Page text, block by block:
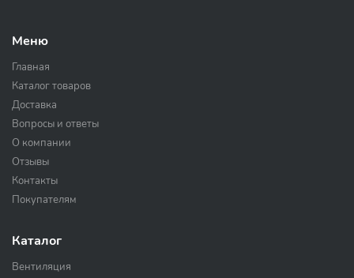
Меню
Главная
Каталог товаров
Доставка
Вопросы и ответы
О компании
Отзывы
Контакты
Покупателям
Каталог
Вентиляция